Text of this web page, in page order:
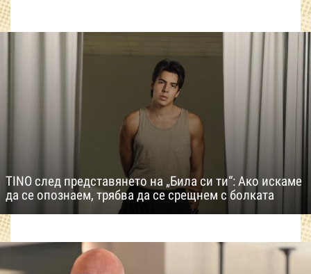
TINO след представянето на „Била си ти“: Ако искаме
да се опознаем, трябва да се срещнем с болката